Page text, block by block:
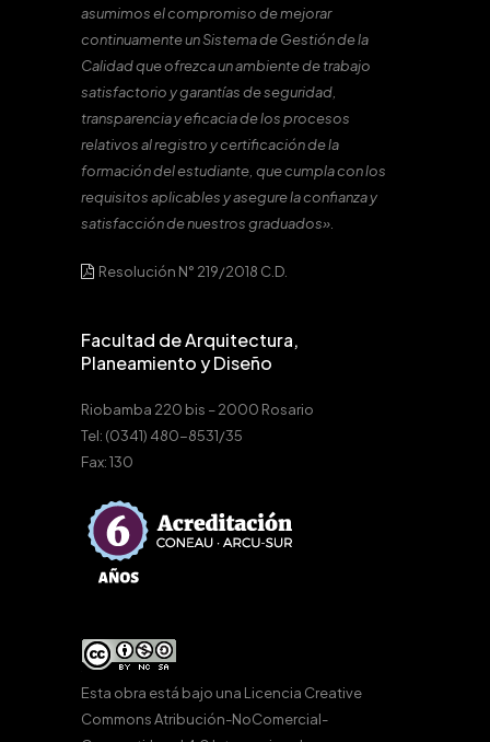
asumimos el compromiso de mejorar
continuamente un Sistema de Gestión de la
Calidad que ofrezca un ambiente de trabajo
satisfactorio y garantías de seguridad,
transparencia y eficacia de los procesos
relativos al registro y certificación de la
formación del estudiante, que cumpla con los
requisitos aplicables y asegure la confianza y
satisfacción de nuestros graduados».
Resolución N° 219/2018 C.D.
Facultad de Arquitectura,
Planeamiento y Diseño
Riobamba 220 bis – 2000 Rosario
Tel: (0341) 480-8531/35
Fax: 130
Esta obra está bajo una Licencia Creative
Commons Atribución-NoComercial-